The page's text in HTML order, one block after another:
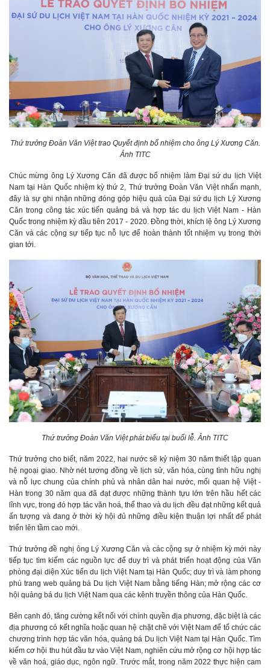
Thứ trưởng Đoàn Văn Việt trao Quyết định bổ nhiệm cho ông Lý Xương Căn.
Ảnh TITC
Chúc mừng ông Lý Xương Căn đã được bổ nhiệm làm Đại sứ du lịch Việt
Nam tại Hàn Quốc nhiệm kỳ thứ 2, Thứ trưởng Đoàn Văn Việt nhấn mạnh,
đây là sự ghi nhận những đóng góp hiệu quả của Đại sứ du lịch Lý Xương
Căn trong công tác xúc tiến quảng bá và hợp tác du lịch Việt Nam - Hàn
Quốc trong nhiệm kỳ đầu tiên 2017 - 2020. Đồng thời, khích lệ ông Lý Xương
Căn và các cộng sự tiếp tục nỗ lực để hoàn thành tốt nhiệm vụ trong thời
gian tới.
Thứ trưởng Đoàn Văn Việt phát biểu tại buổi lễ. Ảnh TITC
Thứ trưởng cho biết, năm 2022, hai nước sẽ kỷ niệm 30 năm thiết lập quan
hệ ngoại giao. Nhờ nét tương đồng về lịch sử, văn hóa, cùng tình hữu nghị
và nỗ lực chung của chính phủ và nhân dân hai nước, mối quan hệ Việt -
Hàn trong 30 năm qua đã đạt được những thành tựu lớn trên hầu hết các
lĩnh vực, trong đó hợp tác văn hoá, thể thao và du lịch đều đạt những kết quả
ấn tượng và đang ở thời kỳ hội đủ những điều kiện thuận lợi nhất để phát
triển lên tầm cao mới.
Thứ trưởng đề nghị ông Lý Xương Căn và các cộng sự ở nhiệm kỳ mới này
tiếp tục tìm kiếm các nguồn lực để duy trì và phát triển hoạt động của Văn
phòng đại diện Xúc tiến du lịch Việt Nam tại Hàn Quốc; duy trì và làm phong
phú trang web quảng bá Du lịch Việt Nam bằng tiếng Hàn; mở rộng các cơ
hội quảng bá du lịch Việt Nam qua các kênh truyền thông của Hàn Quốc.
Bên cạnh đó, tăng cường kết nối với chính quyền địa phương, đặc biệt là các
địa phương có kết nghĩa hoặc quan hệ chặt chẽ với Việt Nam để tổ chức các
chương trình hợp tác văn hóa, quảng bá Du lịch Việt Nam tại Hàn Quốc. Tìm
kiếm cơ hội thu hút đầu tư vào Việt Nam, nghiên cứu mở rộng cơ hội hợp tác
về văn hoá, giáo dục, ngôn ngữ. Trước mắt, trong năm 2022 thực hiện cam